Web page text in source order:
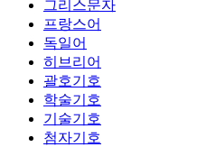
그리스문자
프랑스어
독일어
히브리어
괄호기호
학술기호
기술기호
첨자기호